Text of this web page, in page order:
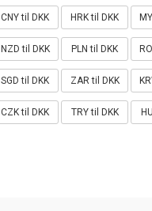
CNY til DKK HRK til DKK
NZD til DKK PLN til DKK
SGD til DKK ZAR til DKK
CZK til DKK TRY til DKK